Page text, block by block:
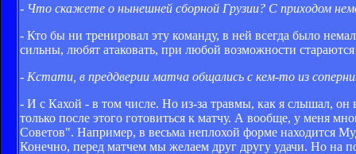
- Что скажете о нынешней сборной Грузии? С приходом
- Кто бы ни тренировал эту команду, в ней всегда было
сильны, любят атаковать, при любой возможности
- Кстати, в преддверии матча общались с кем-то из
- И с Кахой - в том числе. Но из-за травмы, как я слышал, он
только после этого готовиться к матчу. А вообще, у меня
Советов". Например, в весьма неплохой форме находится
Конечно, перед матчем мы желаем друг другу удачи. Но на